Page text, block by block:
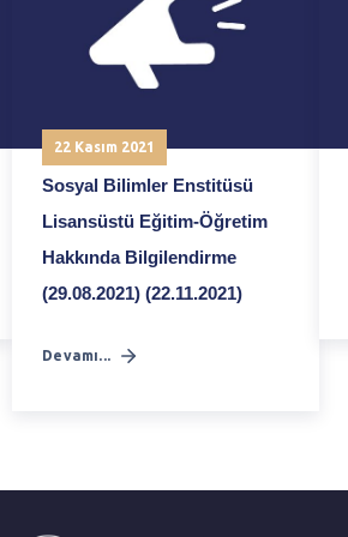
22 Kasım 2021
Sosyal Bilimler Enstitüsü
Lisansüstü Eğitim-Öğretim
Hakkında Bilgilendirme
(29.08.2021) (22.11.2021)
Devamı...